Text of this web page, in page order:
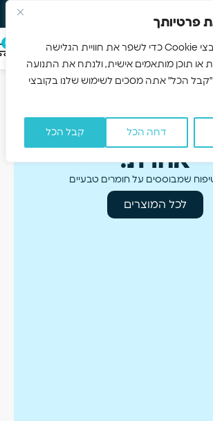
פרטיותך
אנו משתמשים בקובצי Cookie כדי לשפר את חוויית הגלישה
או תוכן מותאמים אישית, ולנתח את התנועה
הכל" אתה מסכים לשימוש שלנו בקובצי
דחה הכל קבל הכל
0
טבעי ברמה
אחרת!
שמבוססים על חומרים טבעיים
לכל המוצרים